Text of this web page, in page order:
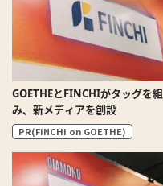
GOETHEとFINCHIがタッグを組
み、新メディアを創設
PR(FINCHI on GOETHE)